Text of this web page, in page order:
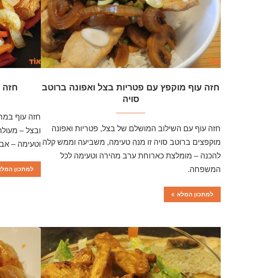
חזה עוף מוקפץ עם פטריות בצל ואפונה ברוטב
סויה
חזה עוף עם השילוב המושלם של בצל, פטריות ואפונה
מוקפצים ברוטב סויה זו מנה טעימה, משביעה וממש קלה
להכנה – מומלצת כארוחת ערב מהירה וטעימה לכל
המשפחה.
למתכון המלא
חזה
חזה עוף
ובצל –
וטעימה –
למתכון